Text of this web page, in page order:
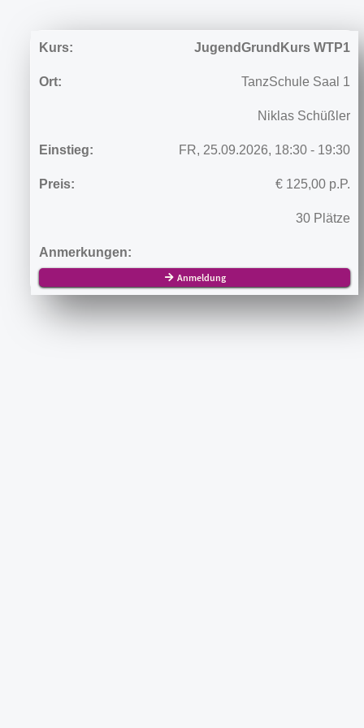
JugendGrundKurs WTP1
TanzSchule Saal 1
Niklas Schüßler
FR, 25.09.2026, 18:30 - 19:30
€125,00 p.P.
30 Plätze
Anmeldung